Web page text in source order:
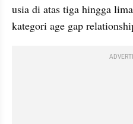
usia di atas tiga hingga
kategori age gap